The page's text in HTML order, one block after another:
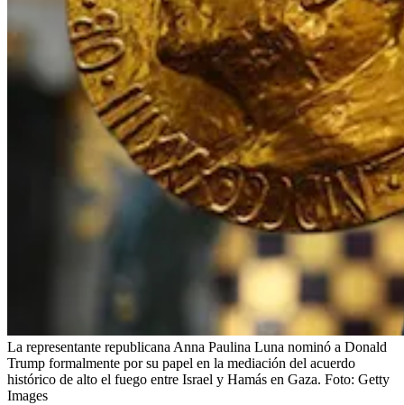
La representante republicana Anna Paulina Luna nominó a Donald
Trump formalmente por su papel en la mediación del acuerdo
histórico de alto el fuego entre Israel y Hamás en Gaza. Foto: Getty
Images